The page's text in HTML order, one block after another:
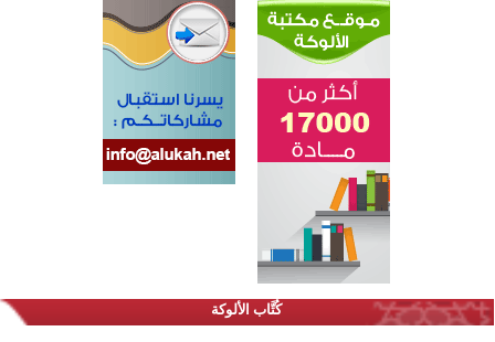
كُتَّاب الألوكة